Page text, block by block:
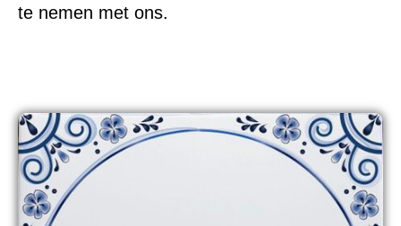
te nemen met ons.